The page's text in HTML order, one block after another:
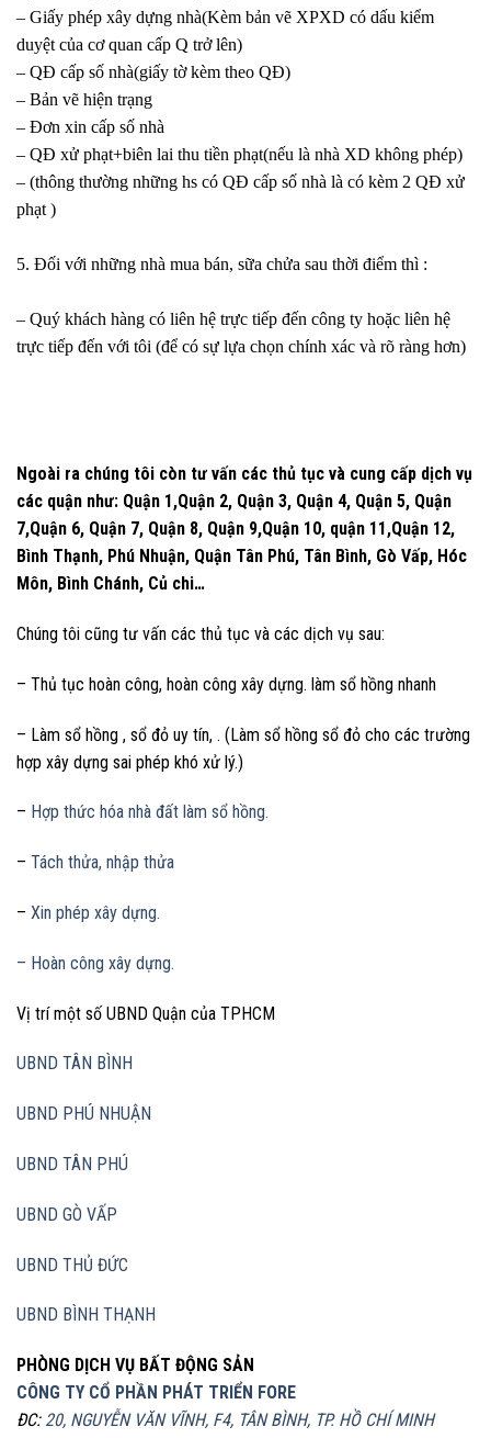
– Giấy phép xây dựng nhà(Kèm bản vẽ XPXD có dấu kiểm
duyệt của cơ quan cấp Q trở lên)
– QĐ cấp số nhà(giấy tờ kèm theo QĐ)
– Bản vẽ hiện trạng
– Đơn xin cấp số nhà
– QĐ xử phạt+biên lai thu tiền phạt(nếu là nhà XD không phép)
– (thông thường những hs có QĐ cấp số nhà là có kèm 2 QĐ xử
phạt )
5. Đối với những nhà mua bán, sữa chửa sau thời điểm thì :
– Quý khách hàng có liên hệ trực tiếp đến công ty hoặc liên hệ
trực tiếp đến với tôi (để có sự lựa chọn chính xác và rõ ràng hơn)
Ngoài ra chúng tôi còn tư vấn các thủ tục và cung cấp dịch vụ
các quận như: Quận 1,Quận 2, Quận 3, Quận 4, Quận 5, Quận
7,Quận 6, Quận 7, Quận 8, Quận 9,Quận 10, quận 11,Quận 12,
Bình Thạnh, Phú Nhuận, Quận Tân Phú, Tân Bình, Gò Vấp, Hóc
Môn, Bình Chánh, Củ chi…
Chúng tôi cũng tư vấn các thủ tục và các dịch vụ sau:
– Thủ tục hoàn công, hoàn công xây dựng. làm sổ hồng nhanh
– Làm sổ hồng , sổ đỏ uy tín, . (Làm sổ hồng sổ đỏ cho các trường
hợp xây dựng sai phép khó xử lý.)
– Hợp thức hóa nhà đất làm sổ hồng.
– Tách thửa, nhập thửa
– Xin phép xây dựng.
– Hoàn công xây dựng.
Vị trí một số UBND Quận của TPHCM
UBND TÂN BÌNH
UBND PHÚ NHUẬN
UBND TÂN PHÚ
UBND GÒ VẤP
UBND THỦ ĐỨC
UBND BÌNH THẠNH
PHÒNG DỊCH VỤ BẤT ĐỘNG SẢN
CÔNG TY CỔ PHẦN PHÁT TRIỂN FORE
ĐC: 20, NGUYỄN VĂN VĨNH, F4, TÂN BÌNH, TP. HỒ CHÍ MINH